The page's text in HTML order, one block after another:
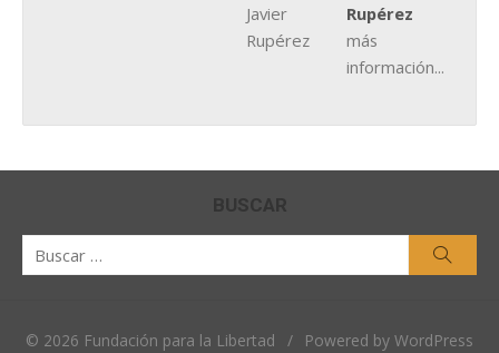
Rupérez
más
información...
BUSCAR
© 2026 Fundación para la Libertad / Powered by WordPress